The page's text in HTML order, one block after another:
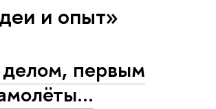
и опыт»
первым